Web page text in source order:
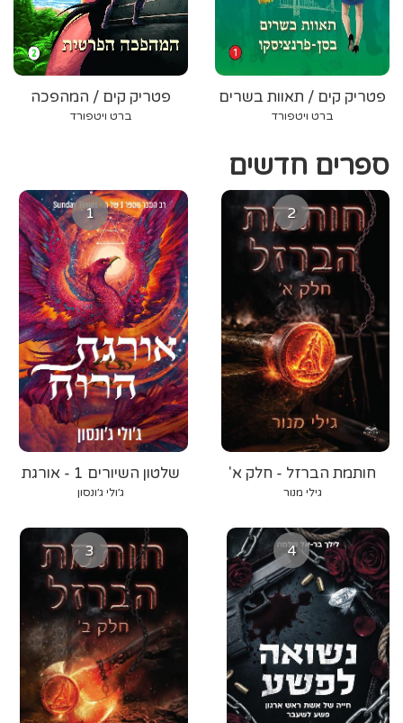
פטריק קים / המהפכה
הפרטית
ברט ויטפורד
פטריק קים / תאוות בשרים
בסן-פרנציסקו
ברט ויטפורד
ספרים חדשים
1
שלטון השיורים 1 - אורגת
הרוח
ג׳ולי ג׳ונסון
2
חותמת הברזל - חלק א'
גילי מנור
3 4